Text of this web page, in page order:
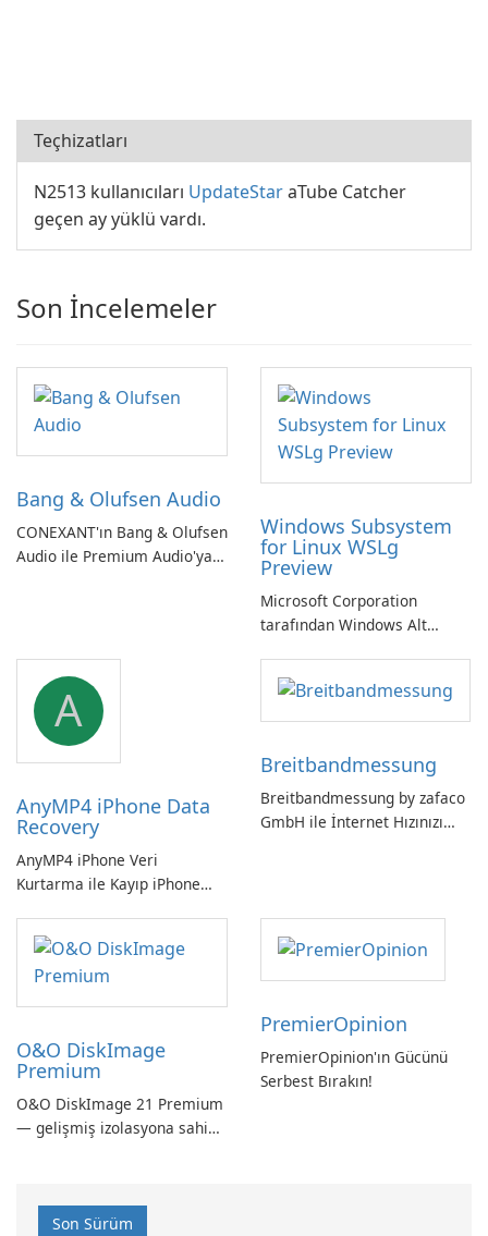
Teçhizatları
N2513 kullanıcıları UpdateStaraTube Catcher
geçen ay yüklü vardı.
Son İncelemeler
Bang & Olufsen Audio
CONEXANT'ın Bang & Olufsen
Audio ile Premium Audio'ya
Windows Subsystem
for Linux WSLg
Preview
Microsoft Corporation
tarafından Windows Alt
Linux ve Windows
ortamlarının sorunsuz
entegrasyonu için
A
AnyMP4 iPhone Data
Recovery
AnyMP4 iPhone Veri
Kurtarma ile Kayıp iPhone
Breitbandmessung
Breitbandmessung by zafaco
GmbH ile İnternet Hızınızı
O&O DiskImage
Premium
O&O DiskImage 21 Premium
— gelişmiş izolasyona sahip
PremierOpinion
PremierOpinion'ın Gücünü
Serbest Bırakın!
Son Sürüm